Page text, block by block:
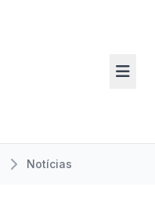
Notícias